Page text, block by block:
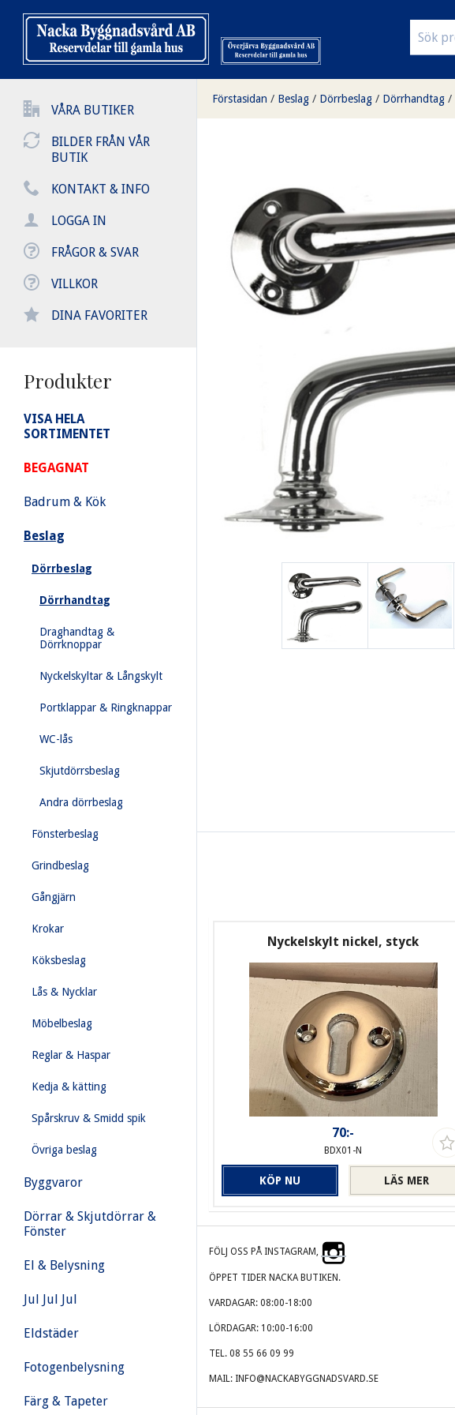
VÅRA BUTIKER
BILDER FRÅN VÅR
BUTIK
KONTAKT & INFO
LOGGA IN
FRÅGOR & SVAR
VILLKOR
DINA FAVORITER
Produkter
VISA HELA
SORTIMENTET
BEGAGNAT
Badrum & Kök
Beslag
Dörrbeslag
Dörrhandtag
Draghandtag &
Dörrknoppar
Nyckelskyltar & Långskylt
Portklappar & Ringknappar
WC-lås
Skjutdörrsbeslag
Andra dörrbeslag
Fönsterbeslag
Grindbeslag
Gångjärn
Krokar
Köksbeslag
Lås & Nycklar
Möbelbeslag
Reglar & Haspar
Kedja & kätting
Spårskruv & Smidd spik
Övriga beslag
Byggvaror
Dörrar & Skjutdörrar &
Fönster
El & Belysning
Jul Jul Jul
Eldstäder
Fotogenbelysning
Färg & Tapeter
Förstasidan / Beslag / Dörrbeslag / Dörrhandtag /
Nyckelskylt nickel, styck
70:-
BDX01-N
LÄS MER
KÖP NU
FÖLJ OSS PÅ INSTAGRAM,
ÖPPET TIDER NACKA BUTIKEN.
VARDAGAR: 08:00-18:00
LÖRDAGAR: 10:00-16:00
TEL. 08 55 66 09 99
MAIL: INFO@NACKABYGGNADSVARD.SE